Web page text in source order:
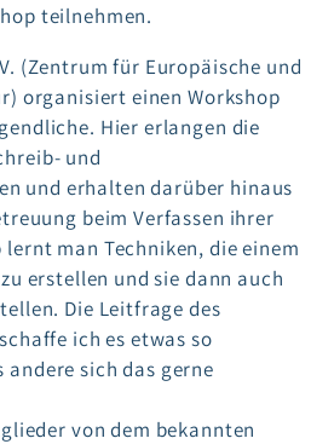
teilnehmen.
(Zentrum für Europäische und
organisiert einen Workshop
Hier erlangen die
und
und erhalten darüber hinaus
beim Verfassen ihrer
lernt man Techniken, die einem
erstellen und sie dann auch
Die Leitfrage des
ich es etwas so
andere sich das gerne
von dem bekannten